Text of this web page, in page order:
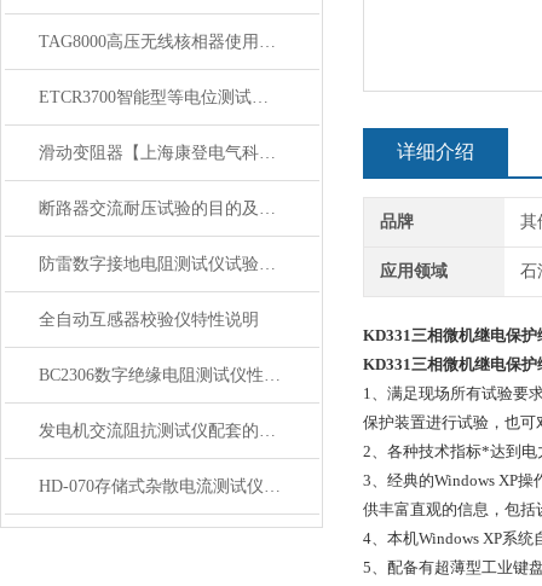
TAG8000高压无线核相器使用方法
ETCR3700智能型等电位测试仪产品简介
滑动变阻器【上海康登电气科技有限公司】
断路器交流耐压试验的目的及试验方法
防雷数字接地电阻测试仪试验步骤
全自动互感器校验仪特性说明
BC2306数字绝缘电阻测试仪性能技术参数
发电机交流阻抗测试仪配套的调压设备
HD-070存储式杂散电流测试仪技术要求
详细介绍
品牌 其
应用领域 石
KD331三相微机继电保护
KD331三相微机继电保护
1、满足现场所有试验要
保护装置进行试验，也
2、各种技术指标*达到
3、经典的Windows XP
供丰富直观的信息，包
4、本机Windows XP系
5、配备有超薄型工业键